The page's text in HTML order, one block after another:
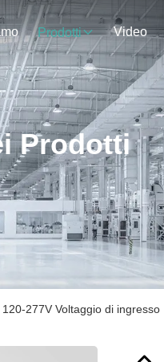
Prodotti Video
Prodotti
277V Voltaggio di ingresso